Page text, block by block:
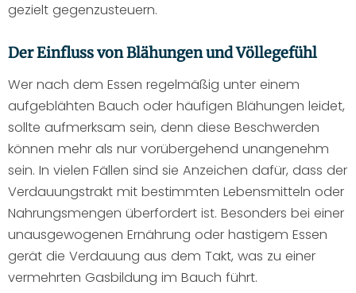
gezielt gegenzusteuern.
Der Einfluss von Blähungen und Völlegefühl
Wer nach dem Essen regelmäßig unter einem
aufgeblähten Bauch oder häufigen Blähungen leidet,
sollte aufmerksam sein, denn diese Beschwerden
können mehr als nur vorübergehend unangenehm
sein. In vielen Fällen sind sie Anzeichen dafür, dass der
Verdauungstrakt mit bestimmten Lebensmitteln oder
Nahrungsmengen überfordert ist. Besonders bei einer
unausgewogenen Ernährung oder hastigem Essen
gerät die Verdauung aus dem Takt, was zu einer
vermehrten Gasbildung im Bauch führt.